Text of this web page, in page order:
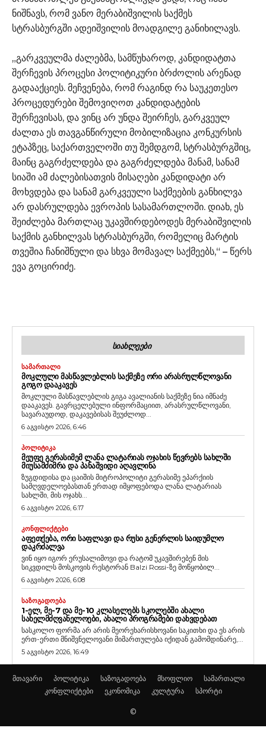
ნიშნავს, რომ ვანო მერაბიშვილის საქმეს
სტრასბურგში ადეიშვილის მოადგილე განიხილავს.
„გარკვეულმა ძალებმა, სამწუხაროდ, კანდიდატთა
შერჩევის პროცესი პოლიტიკური ბრძოლის არენად
გადააქციეს. მეჩვენება, რომ რაგინდ რა საუკეთესო
პროცედურები შემოვიღოთ კანდიდატების
შერჩევისას, და ვინც არ უნდა შეირჩეს, გარკვეულ
ძალთა ეს თავგანწირული მობილიზაცია კონკურსის
ეტაპზეც, საქართველოში თუ შემდგომ, სტრასბურგშიც,
მაინც გაგრძელდება და გაგრძელდება მანამ, სანამ
სიაში ამ ძალებისათვის მისაღები კანდიდატი არ
მოხვდება და სანამ გარკვეული საქმეების განხილვა
არ დასრულდება ევროპის სასამართლოში. დიახ, ეს
შეიძლება მართლაც უკავშირდებოდეს მერაბიშვილის
საქმის განხილვას სტრასბურგში, რომელიც მარტის
თვეშია ჩანიშნული და სხვა მომავალ საქმეებს,“ – წერს
ევა გოცირიძე.
ᲡᲘᲐᲮᲚᲔᲔᲑᲘ
ᲡᲐᲛᲐᲠᲗᲐᲚᲘ
ᲛᲝᲙᲚᲣᲚᲘ ᲛᲐᲡᲬᲐᲕᲚᲔᲑᲚᲘᲡ ᲡᲐᲥᲛᲔᲖᲔ ᲝᲠᲘ ᲐᲠᲐᲡᲠᲣᲚᲬᲚᲝᲕᲐᲜᲘ
ᲒᲝᲒᲝ ᲓᲐᲐᲙᲐᲕᲔᲡ
მოკლული მასწავლებლის გიგა ავალიანის საქმეზე ნია იმნაძე
დააკავეს. გავრცელებული ინფორმაციით, არასრულწლოვანი,
სავარაუდოდ, დაკავებისას შეუძლოდ...
6 აგვისტო 2026, 6:46
ᲞᲝᲚᲘᲢᲘᲙᲐ
ᲛᲔᲣᲤᲔ ᲒᲔᲠᲐᲡᲘᲛᲔᲛ ᲚᲐᲜᲐ ᲚᲐᲢᲐᲠᲘᲐᲡ ᲝᲯᲐᲮᲘᲡ ᲬᲔᲕᲠᲔᲑᲡ ᲡᲐᲮᲚᲨᲘ
ᲛᲘᲣᲡᲐᲛᲫᲘᲛᲠᲐ ᲓᲐ ᲞᲐᲜᲐᲨᲕᲘᲓᲘ ᲐᲦᲐᲕᲚᲘᲜᲐ
ზუგდიდისა და ცაიშის მიტროპოლიტი გერასიმე ეპარქიის
სამღვდელოებასთან ერთად იმყოფებოდა ლანა ლატარიას
სახლში, მის ოჯახს...
6 აგვისტო 2026, 6:17
ᲙᲝᲜᲤᲚᲘᲥᲢᲔᲑᲘ
ᲐᲤᲔᲗᲥᲔᲑᲐ, ᲝᲠᲘ ᲡᲐᲤᲚᲐᲕᲘ ᲓᲐ ᲠᲣᲡᲘ ᲒᲔᲜᲔᲠᲚᲘᲡ ᲡᲐᲘᲓᲣᲛᲚᲝ
ᲓᲐᲙᲠᲫᲐᲚᲕᲐ
ვინ იყო იგორ ერუსალიმოვი და რატომ უკავშირებენ მის
სიკვდილს მოსკოვის რესტორან Balzi Rossi-ზე მოწყობილ...
6 აგვისტო 2026, 6:08
ᲡᲐᲖᲝᲒᲐᲓᲝᲔᲑᲐ
1-ᲔᲚ, ᲛᲔ-7 ᲓᲐ ᲛᲔ-10 ᲙᲚᲐᲡᲔᲚᲔᲑᲡ ᲡᲙᲝᲚᲔᲑᲨᲘ ᲐᲮᲐᲚᲘ
ᲡᲐᲮᲔᲚᲛᲫᲦᲕᲐᲜᲔᲚᲝᲔᲑᲘ, ᲐᲮᲐᲚᲘ ᲞᲠᲝᲒᲠᲐᲛᲔᲑᲘ ᲓᲐᲮᲕᲓᲔᲑᲐᲗ
სასკოლო ფორმა არ არის მეორეხარისხოვანი საკითხი და ეს არის
ერთ-ერთი მნიშვნელოვანი მიმართულება იქიდან გამომდინარე,...
5 აგვისტო 2026, 16:49
მთავარი პოლიტიკა საზოგადოება მსოფლიო
სამართალი
კონფლიქტები
ეკონომიკა კულტურა სპორტი
©